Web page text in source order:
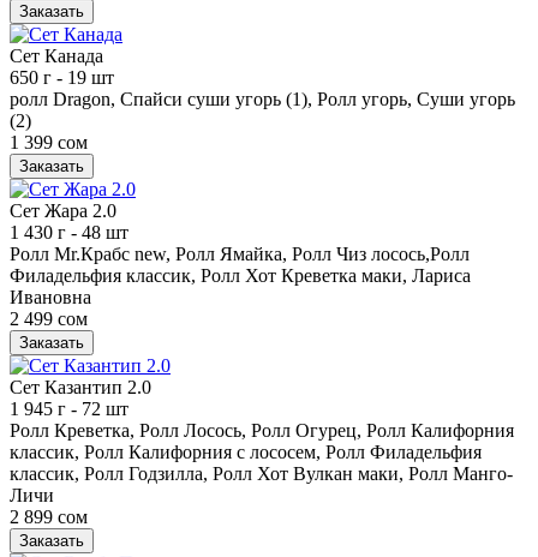
Заказать
Сет Канада
650 г - 19 шт
ролл Dragon, Спайси суши угорь (1), Ролл угорь, Суши угорь
(2)
1 399 сом
Заказать
Сет Жара 2.0
1 430 г - 48 шт
Ролл Mr.Крабс new, Ролл Ямайка, Ролл Чиз лосось,Ролл
Филадельфия классик, Ролл Хот Креветка маки, Лариса
Ивановна
2 499 сом
Заказать
Сет Казантип 2.0
1 945 г - 72 шт
Ролл Креветка, Ролл Лосось, Ролл Огурец, Ролл Калифорния
классик, Ролл Калифорния с лососем, Ролл Филадельфия
классик, Ролл Годзилла, Ролл Хот Вулкан маки, Ролл Манго-
Личи
2 899 сом
Заказать